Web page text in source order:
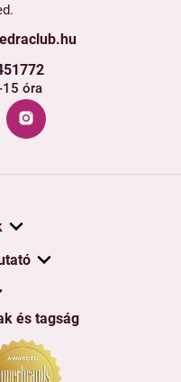
óra
és tagság